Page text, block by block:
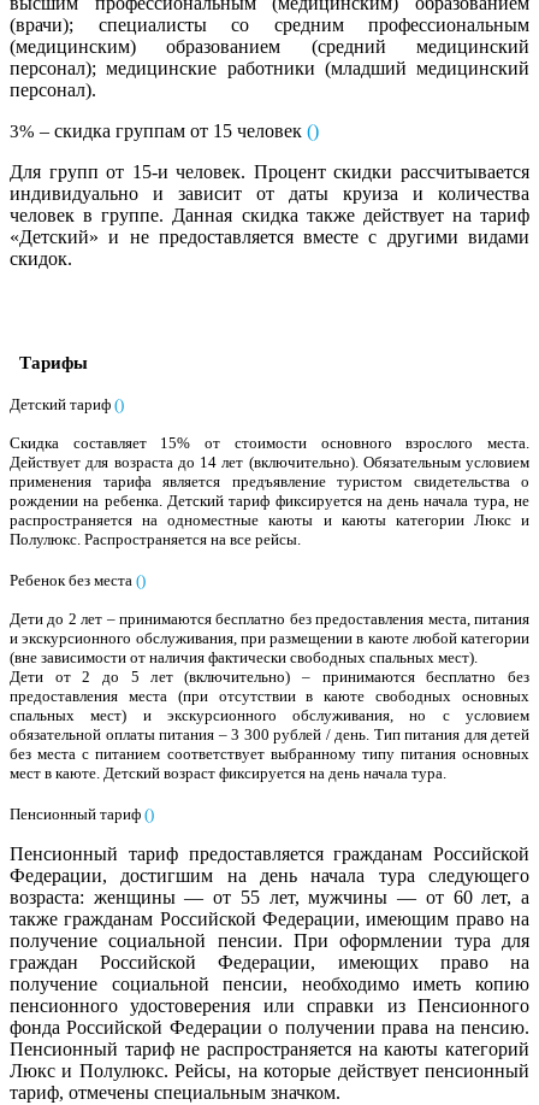
(врачи); специалисты со средним профессиональным
(медицинским) образованием (средний медицинский
персонал); медицинские работники (младший медицинский
персонал).
3% – скидка группам от 15 человек ()
Для групп от 15-и человек. Процент скидки рассчитывается
индивидуально и зависит от даты круиза и количества
человек в группе. Данная скидка также действует на тариф
«Детский» и не предоставляется вместе с другими видами
скидок.
Тарифы
Детский тариф ()
Скидка составляет 15% от стоимости основного взрослого места.
Действует для возраста до 14 лет (включительно). Обязательным условием
применения тарифа является предъявление туристом свидетельства о
рождении на ребенка. Детский тариф фиксируется на день начала тура, не
распространяется на одноместные каюты и каюты категории Люкс и
Полулюкс. Распространяется на все рейсы.
Ребенок без места ()
Дети до 2 лет – принимаются бесплатно без предоставления места, питания
и экскурсионного обслуживания, при размещении в каюте любой категории
(вне зависимости от наличия фактически свободных спальных мест).
Дети от 2 до 5 лет (включительно) – принимаются бесплатно без
предоставления места (при отсутствии в каюте свободных основных
спальных мест) и экскурсионного обслуживания, но с условием
обязательной оплаты питания – 3 300 рублей / день. Тип питания для детей
без места с питанием соответствует выбранному типу питания основных
мест в каюте. Детский возраст фиксируется на день начала тура.
Пенсионный тариф ()
Пенсионный тариф предоставляется гражданам Российской
Федерации, достигшим на день начала тура следующего
возраста: женщины — от 55 лет, мужчины — от 60 лет, а
также гражданам Российской Федерации, имеющим право на
получение социальной пенсии. При оформлении тура для
граждан Российской Федерации, имеющих право на
получение социальной пенсии, необходимо иметь копию
пенсионного удостоверения или справки из Пенсионного
фонда Российской Федерации о получении права на пенсию.
Пенсионный тариф не распространяется на каюты категорий
Люкс и Полулюкс. Рейсы, на которые действует пенсионный
тариф, отмечены специальным значком.